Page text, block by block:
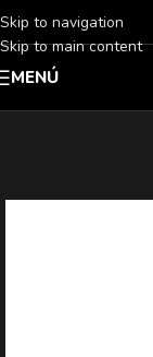
Skip to navigation
Skip to main content
MENÚ